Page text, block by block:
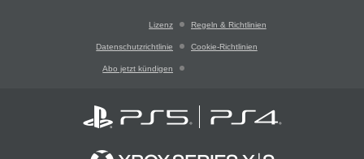
Lizenz Regeln & Richtlinien
Datenschutzrichtlinie Cookie-Richtlinien
Abo jetzt kündigen